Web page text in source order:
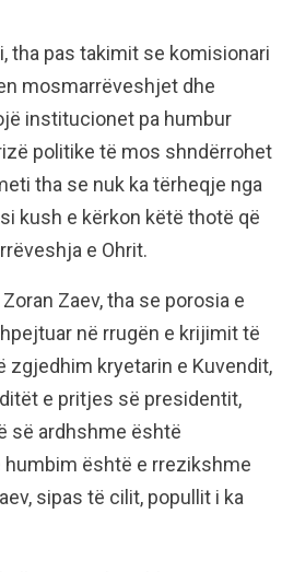
tha pas takimit se komisionari
mosmarrëveshjet dhe
institucionet pa humbur
politike të mos shndërrohet
tha se nuk ka tërheqje nga
kush e kërkon këtë thotë që
e Ohrit.
Zaev, tha se porosia e
në rrugën e krijimit të
zgjedhim kryetarin e Kuvendit,
e pritjes së presidentit,
së ardhshme është
humbim është e rrezikshme
sipas të cilit, popullit i ka